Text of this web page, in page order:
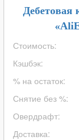
Дебетовая
Стоимость:
Кэшбэк:
% на остаток:
Снятие без %:
Овердрафт:
Доставка: